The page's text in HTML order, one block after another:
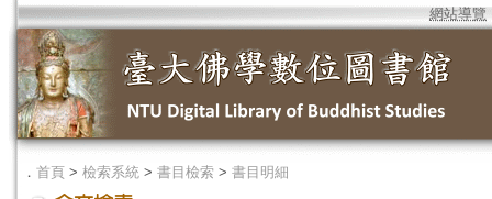
網站導覽
． 首頁 > 檢索系統 > 書目檢索 > 書目明細